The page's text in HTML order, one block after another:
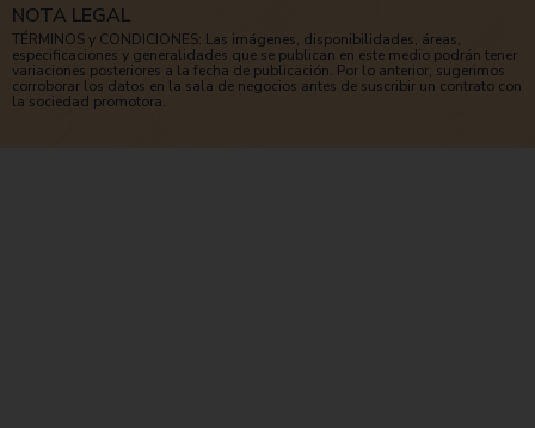
NOTA LEGAL
TÉRMINOS y CONDICIONES: Las imágenes, disponibilidades, áreas,
especificaciones y generalidades que se publican en este medio podrán tener
variaciones posteriores a la fecha de publicación. Por lo anterior, sugerimos
corroborar los datos en la sala de negocios antes de suscribir un contrato con
la sociedad promotora.